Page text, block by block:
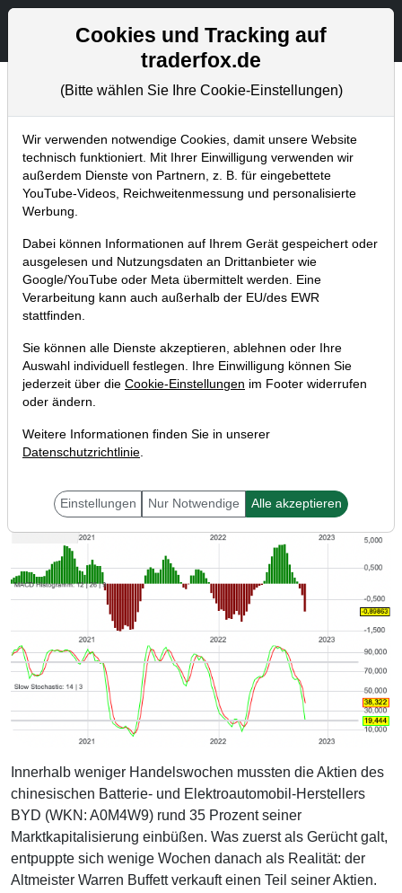
Aktien- und Artikelsuche
Chartanalysen
Home Blog Chartanalysen
Chartanalyse BYD: Aktie im Sinkflug -
Warren Buffet verkauft seine Anteile!
Jetzt aussteigen?
03.09.2022 um 13:35 Uhr | P. Uhlschmied
Innerhalb weniger Handelswochen mussten die Aktien des
chinesischen Batterie- und Elektroautomobil-Herstellers
BYD (WKN: A0M4W9) rund 35 Prozent seiner
Marktkapitalisierung einbüßen. Was zuerst als Gerücht galt,
entpuppte sich wenige Wochen danach als Realität: der
Altmeister Warren Buffett verkauft einen Teil seiner Aktien.
Cookies und Tracking auf
traderfox.de
(Bitte wählen Sie Ihre Cookie-Einstellungen)
Wir verwenden notwendige Cookies, damit unsere Website
technisch funktioniert. Mit Ihrer Einwilligung verwenden wir
außerdem Dienste von Partnern, z. B. für eingebettete
YouTube-Videos, Reichweitenmessung und personalisierte
Werbung.
Dabei können Informationen auf Ihrem Gerät gespeichert oder
ausgelesen und Nutzungsdaten an Drittanbieter wie
Google/YouTube oder Meta übermittelt werden. Eine
Verarbeitung kann auch außerhalb der EU/des EWR
stattfinden.
Sie können alle Dienste akzeptieren, ablehnen oder Ihre
Auswahl individuell festlegen. Ihre Einwilligung können Sie
jederzeit über die Cookie-Einstellungen im Footer widerrufen
oder ändern.
Weitere Informationen finden Sie in unserer
Datenschutzrichtlinie.
Einstellungen Nur Notwendige Alle akzeptieren